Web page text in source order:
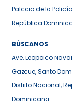
Palacio de la
República
BÚSCANOS
Ave. Leopoldo
Gazcue, Santo
Distrito Nacional,
Dominicana